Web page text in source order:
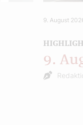
9. August
9.